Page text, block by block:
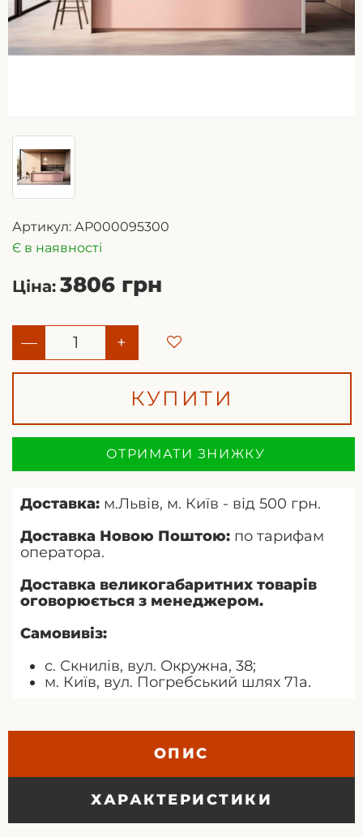
Артикул: АР000095300
Є в наявності
Ціна: 3806 грн
— +
КУПИТИ
ОТРИМАТИ ЗНИЖКУ
Доставка: м.Львів, м. Київ - від 500 грн.
Доставка Новою Поштою: по тарифам
оператора.
Доставка великогабаритних товарів
оговорюється з менеджером.
Самовивіз:
с. Скнилів, вул. Окружна, 38;
м. Київ, вул. Погребський шлях 71а.
ОПИС
ХАРАКТЕРИСТИКИ